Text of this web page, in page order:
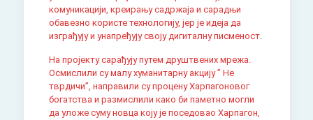
комуникацији, креирању садржаја и сарадњи
обавезно користе технологију, јер је идеја да
изграђују и унапређују своју дигиталну писменост.
На пројекту сарађују путем друштвених мрежа.
Осмислили су малу хуманитарну акцију ” Не
тврдичи”, направили су процену Харпагоновог
богатства и размислили како би паметно могли
да уложе суму новца коју је поседовао Харпагон,